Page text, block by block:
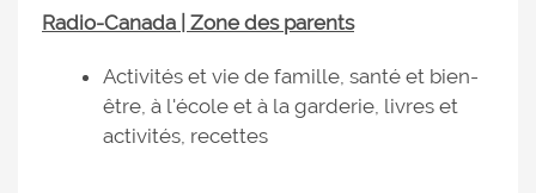
Radio-Canada | Zone des parents
Activités et vie de famille, santé et bien-
être, à l'école et à la garderie, livres et
activités, recettes